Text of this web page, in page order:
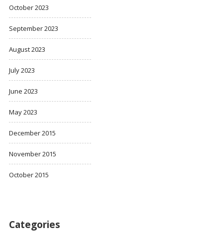
October 2023
September 2023
August 2023
July 2023
June 2023
May 2023
December 2015
November 2015
October 2015
Categories